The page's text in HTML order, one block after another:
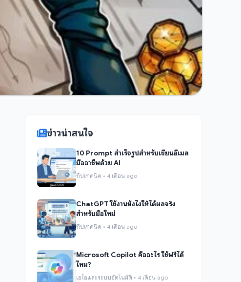
ข่าวน่าสนใจ
10 Prompt สำเร็จรูปสำหรับเขียนอีเมล
มืออาชีพด้วย AI
ทิปเทคนิค • 4 เดือน ago
ChatGPT ใช้งานยังไงให้ได้ผลจริง
สำหรับมือใหม่
ทิปเทคนิค • 4 เดือน ago
Microsoft Copilot คืออะไร ใช้ฟรีได้
ไหม?
เอไอและระบบอัตโนมัติ • 4 เดือน ago